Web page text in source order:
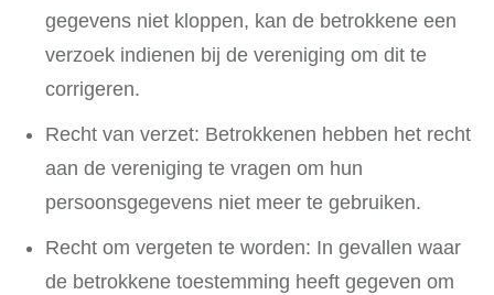
gegevens niet kloppen, kan de betrokkene een
verzoek indienen bij de vereniging om dit te
corrigeren.
Recht van verzet: Betrokkenen hebben het recht
aan de vereniging te vragen om hun
persoonsgegevens niet meer te gebruiken.
Recht om vergeten te worden: In gevallen waar
de betrokkene toestemming heeft gegeven om